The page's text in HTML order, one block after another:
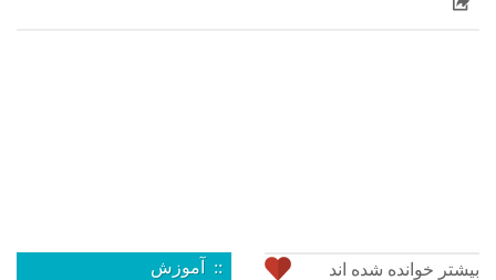
بیشتر خوانده شده اند :: آموزش